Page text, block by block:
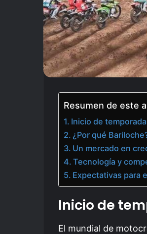
Resumen de este
Inicio de
¿Por qué
Un mercado en
Tecnología y
Expectativas para
Inicio de
El mundial de